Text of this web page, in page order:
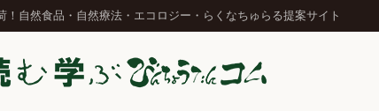
！自然食品・自然療法・エコロジー・らくなちゅらる提案サイト